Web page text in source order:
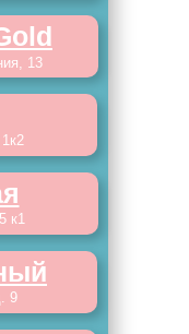
к1
9
13